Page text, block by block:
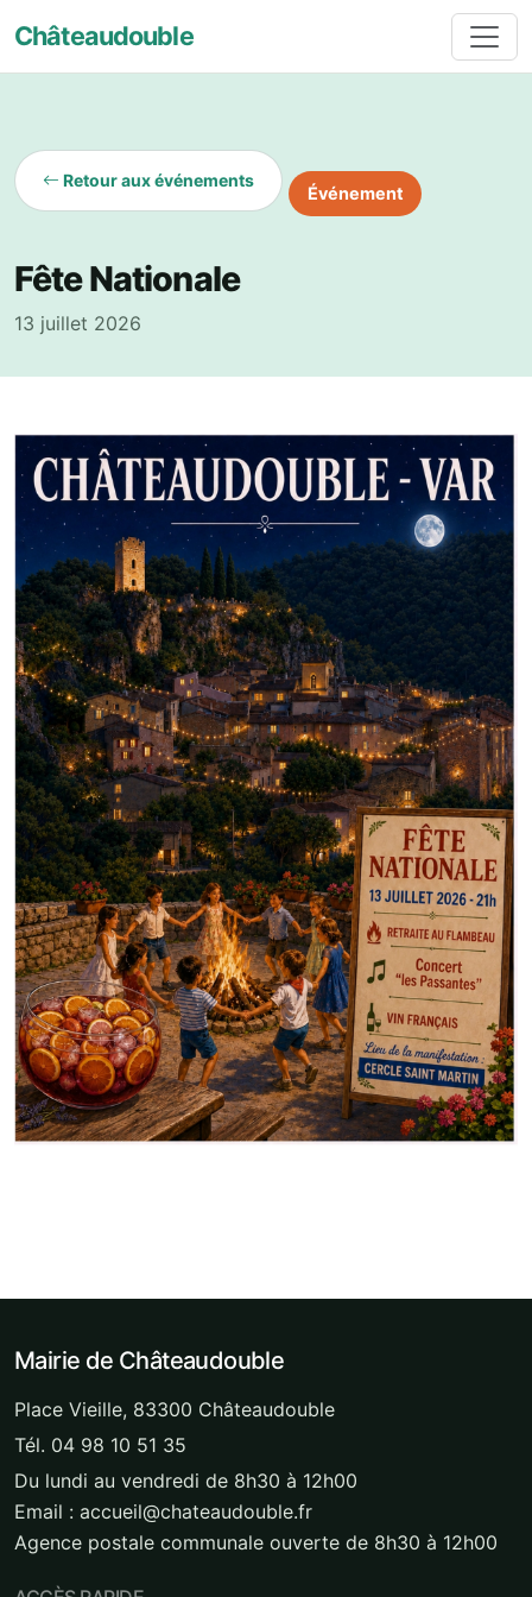
Châteaudouble
Retour aux événements
Événement
Fête Nationale
13 juillet 2026
Mairie de Châteaudouble
Place Vieille, 83300 Châteaudouble
Tél. 04 98 10 51 35
Du lundi au vendredi de 8h30 à 12h00
Email : accueil@chateaudouble.fr
Agence postale communale ouverte de 8h30 à 12h00